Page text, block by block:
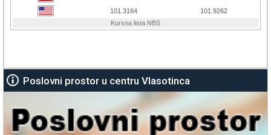
Poslovni prostor u centru Vlasotinca